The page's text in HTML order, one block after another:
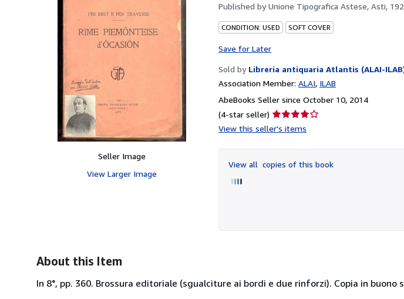
Seller Image
View Larger Image
Published byUnione Tipografica Astese, Asti,
CONDITION: USED SOFT COVER
Save for Later
Sold by Libreria antiquaria Atlantis (ALAI-
Association Member: ALAI ILAB
AbeBooks Seller since October 10, 2014
(4-star seller) Seller
rating
of
5
View this seller's items
View all copies of this book
About this Item
In 8°, pp. 360. Brossura editoriale (sgualciture ai bordi e due rinforzi). Copia in